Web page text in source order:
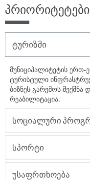
პრიორიტეტები
ტურიზმი
მუნიციპალიტეტის
ტურისტული
ბიზნეს გარემოს
რეაბილიტაცია.
სოციალური
სპორტი
უსაფრთხოება